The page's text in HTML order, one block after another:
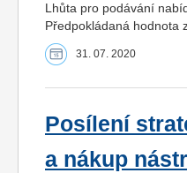
Lhůta pro podávání
Předpokládaná hodnota
31. 07. 2020
Posílení
a nákup